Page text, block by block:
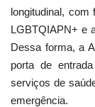
longitudinal,
LGBTQIAPN+ e
Dessa forma, a
porta de
serviços de
emergência.